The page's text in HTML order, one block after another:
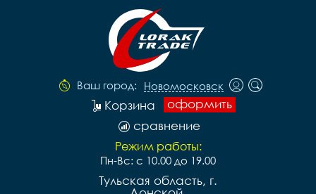
Ваш город: Новомосковск
оформить
Корзина
сравнение
Режим работы:
Пн-Вс: с 10.00 до 19.00
Тульская область, г.